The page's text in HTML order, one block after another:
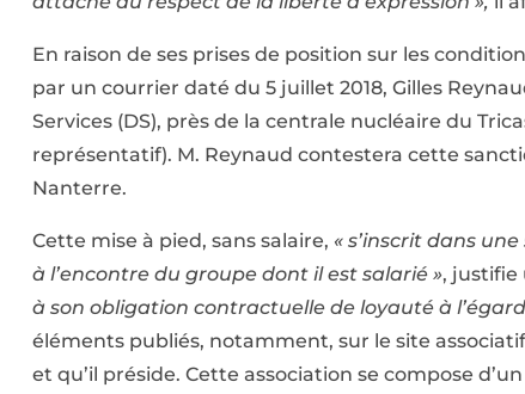
En raison de ses prises de position sur les
par un courrier daté du 5 juillet 2018, Gilles
Services (DS), près de la centrale nucléaire du
représentatif). M. Reynaud contestera cette
Nanterre.
Cette mise à pied, sans salaire, « s’inscrit dans
à l’encontre du groupe dont il est salarié », justifie
à son obligation contractuelle de loyauté à l’égard
éléments publiés, notamment, sur le site
et qu’il préside. Cette association se compose